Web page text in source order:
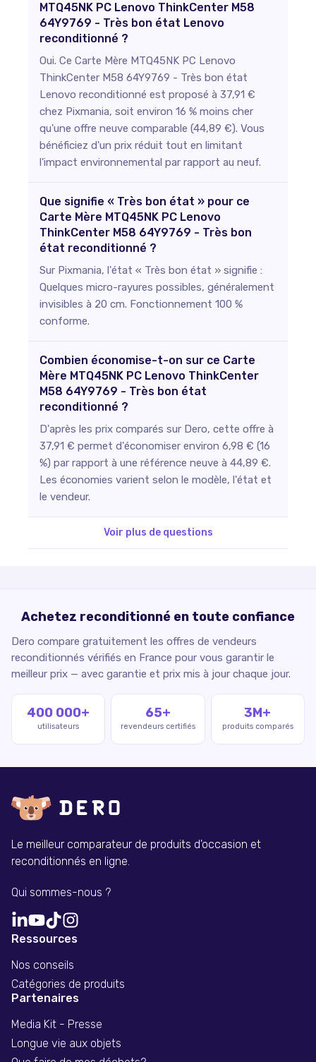
MTQ45NK PC Lenovo ThinkCenter M58
64Y9769 - Très bon état Lenovo
reconditionné ?
Oui. Ce Carte Mère MTQ45NK PC Lenovo
ThinkCenter M58 64Y9769 - Très bon état
Lenovo reconditionné est proposé à 37,91 €
chez Pixmania, soit environ 16 % moins cher
qu'une offre neuve comparable (44,89 €). Vous
bénéficiez d'un prix réduit tout en limitant
l'impact environnemental par rapport au neuf.
Que signifie « Très bon état » pour ce
Carte Mère MTQ45NK PC Lenovo
ThinkCenter M58 64Y9769 - Très bon
état reconditionné ?
Sur Pixmania, l'état « Très bon état » signifie :
Quelques micro-rayures possibles, généralement
invisibles à 20 cm. Fonctionnement 100 %
conforme.
Combien économise-t-on sur ce Carte
Mère MTQ45NK PC Lenovo ThinkCenter
M58 64Y9769 - Très bon état
reconditionné ?
D'après les prix comparés sur Dero, cette offre à
37,91 € permet d'économiser environ 6,98 € (16
%) par rapport à une référence neuve à 44,89 €.
Les économies varient selon le modèle, l'état et
le vendeur.
Voir plus de questions
Achetez reconditionné en toute confiance
Dero compare gratuitement les offres de vendeurs
reconditionnés vérifiés en France pour vous garantir le
meilleur prix — avec garantie et prix mis à jour chaque jour.
400 000+
utilisateurs
65+
revendeurs certifiés
3M+
produits comparés
Le meilleur comparateur de produits d'occasion et
reconditionnés en ligne.
Qui sommes-nous ?
Ressources
Nos conseils
Catégories de produits
Partenaires
Media Kit - Presse
Longue vie aux objets